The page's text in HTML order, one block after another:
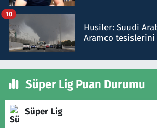
Husiler: Suudi
Aramco tesislerini
10
Süper Lig Puan Durumu
Süper Lig